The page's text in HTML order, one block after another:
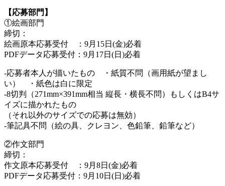
【応募部門】
①絵画部門
締切：
絵画原本応募受付 ：9月15日(金)必着
PDFデータ応募受付：9月17日(日)必着
-応募者本人が描いたもの ・紙質不問（画用紙が望まし
い） ・紙色は白に限定
-8切判（271mm×391mm相当 縦長・横長不問）もしくはB4サ
イズに描かれたもの
（それ以外のサイズでの応募は無効）
-筆記具不問（絵の具、クレヨン、色鉛筆、鉛筆など）
②作文部門
締切：
作文原本応募受付 ：9月8日(金)必着
PDFデータ応募受付：9月10日(日)必着